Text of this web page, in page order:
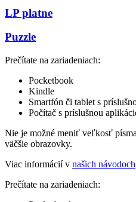
LP platne
Puzzle
Prečítate na zariadeniach:
Pocketbook
Kindle
Smartfón či tablet s
Počítač s príslušnou
Nie je možné meniť veľkosť
väčšie obrazovky.
Viac informácií v našich návodoch
Prečítate na zariadeniach: